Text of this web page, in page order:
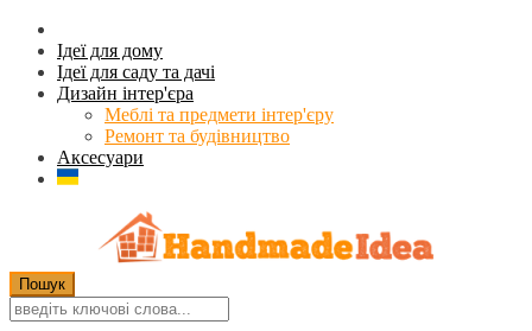
Ідеї для дому
Ідеї для саду та дачі
Дизайн інтер'єра
Меблі та предмети інтер'єру
Ремонт та будівництво
Аксесуари